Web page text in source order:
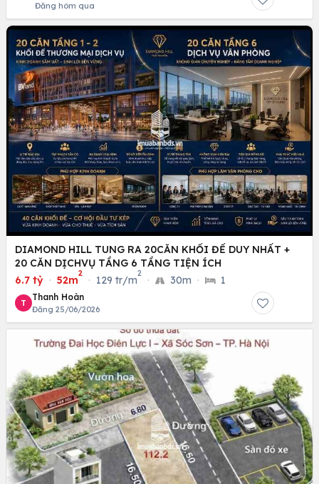
Đăng hôm qua
DIAMOND HILL TUNG RA 20CĂN KHỐI ĐẾ DUY NHẤT +
20 CĂN DỊCHVỤ TẦNG 6 TẦNG TIỆN ÍCH
6.7 tỷ · 52m
2
· 129 tr/m
2
· 30m · 1
T
Thanh Hoàn
Đăng 25/06/2026